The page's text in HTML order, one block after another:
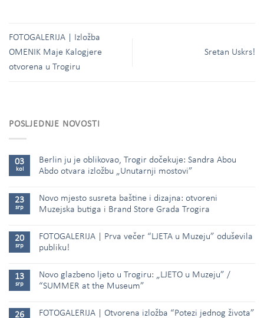
FOTOGALERIJA | Izložba
OMENIK Maje Kalogjere
otvorena u Trogiru
Sretan Uskrs!
POSLJEDNJE NOVOSTI
03
kol
Berlin ju je oblikovao, Trogir dočekuje: Sandra Abou
Abdo otvara izložbu „Unutarnji mostovi”
23
srp
Novo mjesto susreta baštine i dizajna: otvoreni
Muzejska butiga i Brand Store Grada Trogira
20
srp
FOTOGALERIJA | Prva večer “LJETA u Muzeju” oduševila
publiku!
13
srp
Novo glazbeno ljeto u Trogiru: „LJETO u Muzeju” /
“SUMMER at the Museum”
26 FOTOGALERIJA | Otvorena izložba “Potezi jednog života”